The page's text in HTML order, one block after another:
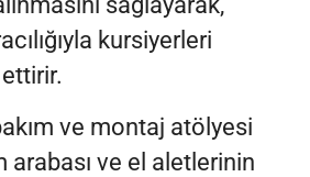
kursiyerleri
ve montaj atölyesi
arabası ve el aletlerinin